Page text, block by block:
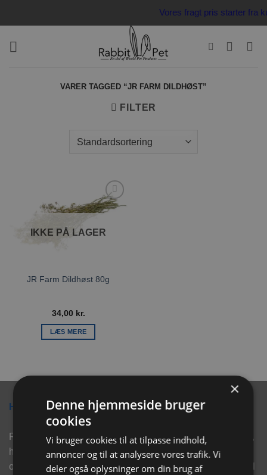
Vores fragt pris starter fra
VARER TAGGED “JR FARM DILDHØST”
FILTER
Tilføj til
IKKE PÅ LAGER
JR Farm Dildhøst 80g
34,00 kr.
LÆS MERE
Hvorfor vælge Rabbitpet?
Rabbitpet sælger ikke kun kvalitetsprodukter såsom, foder,
hø, aktivering, strøelse mm. til vores kunder. Vi hjælper
også med rådgivning, så tøv ikke med at skrive eller ring til
×
Denne hjemmeside bruger
cookies
Vi bruger cookies til at tilpasse indhold,
annoncer og til at analysere vores trafik. Vi
deler også oplysninger om din brug af